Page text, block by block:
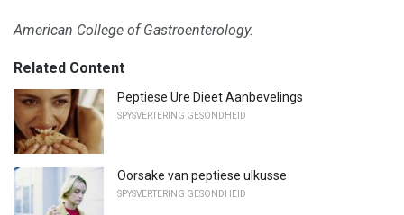
American College of Gastroenterology.
Related Content
Peptiese Ure Dieet Aanbevelings
SPYSVERTERING GESONDHEID
Oorsake van peptiese ulkusse
SPYSVERTERING GESONDHEID